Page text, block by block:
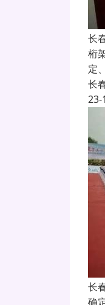
长
桁
定
长
23-
长
确